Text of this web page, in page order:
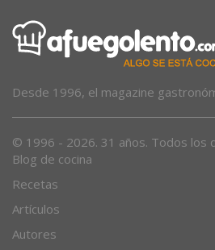
Desde 1996, el magazine
© 1996 - 2026. 31 años. Todos los
Blog de cocina
Recetas
Artículos
Autores